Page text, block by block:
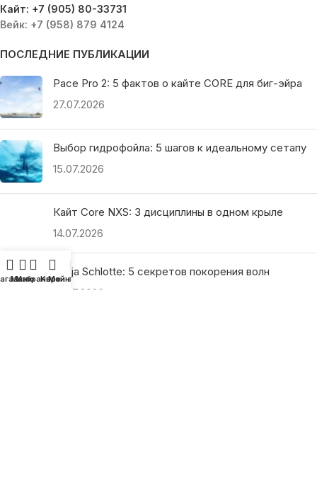
Кайт: +7 (905) 80-33731
Вейк: +7 (958) 879 4124
ПОСЛЕДНИЕ ПУБЛИКАЦИИ
Pace Pro 2: 5 фактов о кайте CORE для биг-эйра
27.07.2026
Выбор гидрофойла: 5 шагов к идеальному сетапу
15.07.2026
Кайт Core NXS: 3 дисциплины в одном крыле
14.07.2026
Ranja Schlotte: 5 секретов покорения волн
13.07.2026
Меню
Избранное
Корзина
Мой аккаунт